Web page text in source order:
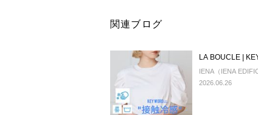
関連ブログ
LA BOUCLE |
IENA（IENA
2026.06.26